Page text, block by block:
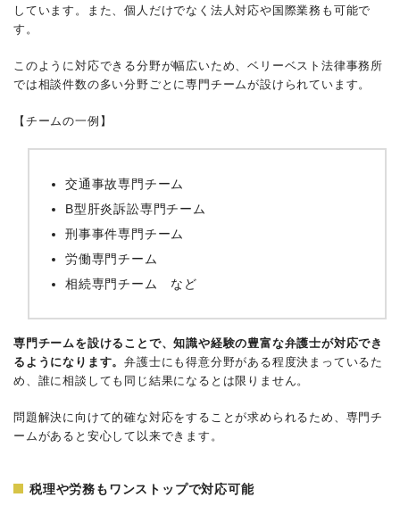
しています。また、個人だけでなく法人対応や国際業務も可能で
す。
このように対応できる分野が幅広いため、ベリーベスト法律事務所
では相談件数の多い分野ごとに専門チームが設けられています。
【チームの一例】
交通事故専門チーム
B型肝炎訴訟専門チーム
刑事事件専門チーム
労働専門チーム
相続専門チーム など
専門チームを設けることで、知識や経験の豊富な弁護士が対応でき
るようになります。弁護士にも得意分野がある程度決まっているた
め、誰に相談しても同じ結果になるとは限りません。
問題解決に向けて的確な対応をすることが求められるため、専門チ
ームがあると安心して以来できます。
税理や労務もワンストップで対応可能